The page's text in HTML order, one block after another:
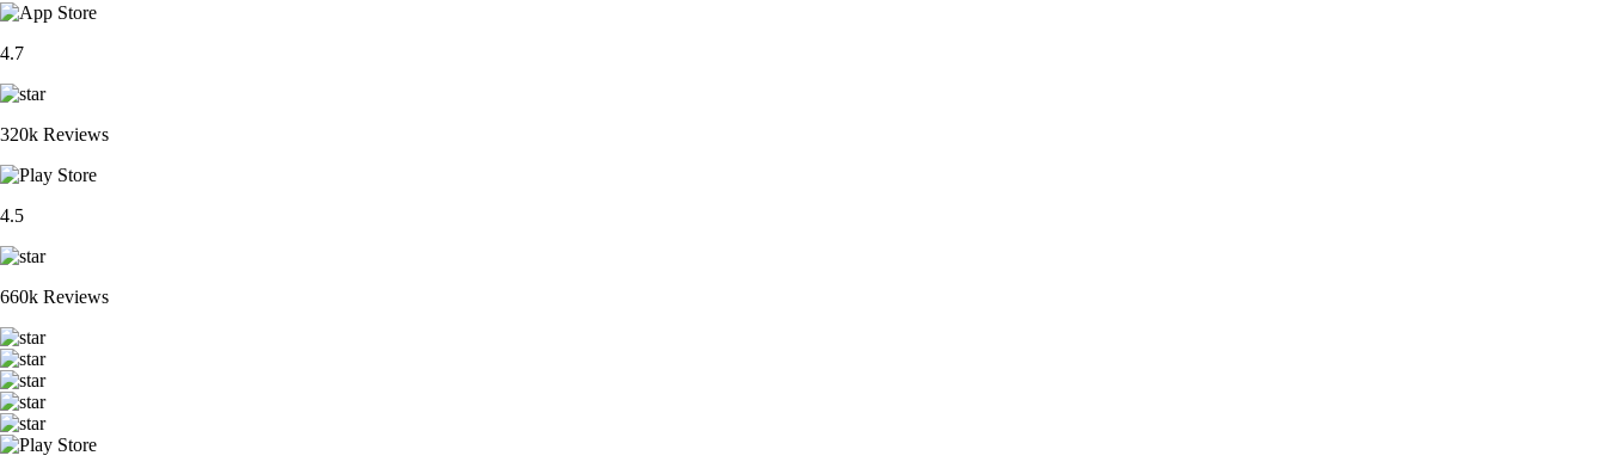
4.7
320k Reviews
4.5
660k Reviews